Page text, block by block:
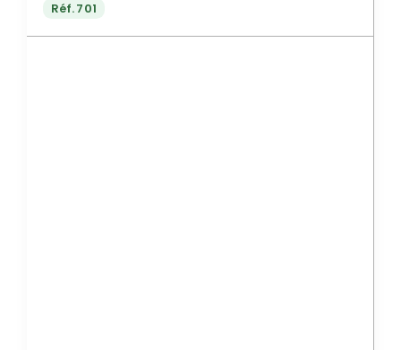
Réf.701